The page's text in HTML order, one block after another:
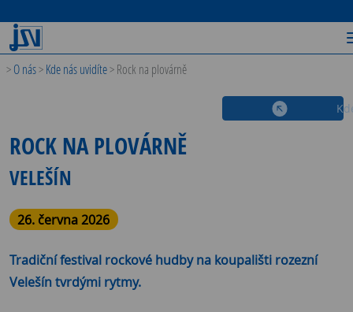
>O nás>Kde nás uvidíte>Rock na plovárně
ROCK NA PLOVÁRNĚ
VELEŠÍN
26. června 2026
Tradiční festival rockové hudby na koupališti rozezní
Velešín tvrdými rytmy.